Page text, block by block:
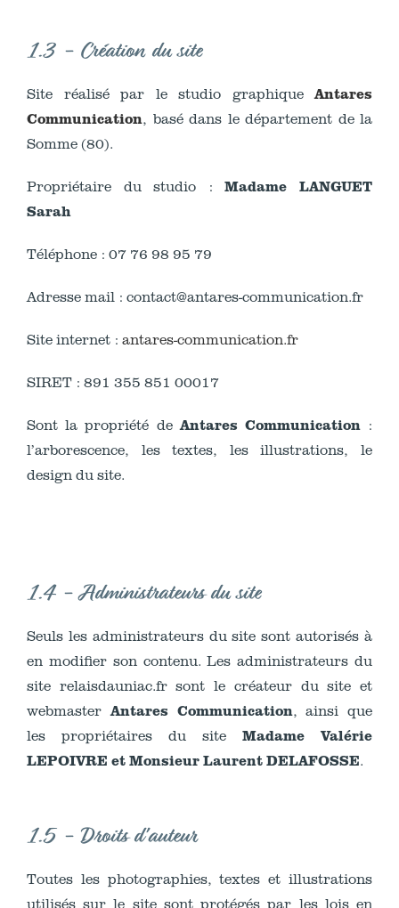
1.3 - Création du site
Site réalisé par le studio graphique Antares
Communication, basé dans le département de la
Somme (80).
Propriétaire du studio :Madame LANGUET
Sarah
Téléphone : 07 76 98 95 79
Adresse mail : contact@antares-communication.fr
Site internet : antares-communication.fr
SIRET : 891 355 851 00017
Sont la propriété de Antares Communication :
l’arborescence, les textes, les illustrations, le
design du site.
1.4 - Administrateurs du site
Seuls les administrateurs du site sont autorisés à
en modifier son contenu. Les administrateurs du
site relaisdauniac.fr sont le créateur du site et
webmaster Antares Communication, ainsi que
les propriétaires du site Madame Valérie
LEPOIVRE et Monsieur Laurent DELAFOSSE.
1.5 - Droits d'auteur
Toutes les photographies, textes et illustrations
utilisés sur le site sont protégés par les lois en